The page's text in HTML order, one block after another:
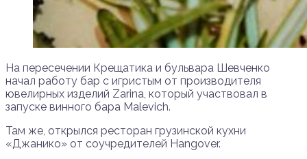
На пересечении Крещатика и бульвара Шевченко
начал работу бар с игристым от производителя
ювелирных изделий Zarina, который участвовал в
запуске винного бара Malevich.
Там же, открылся ресторан грузинской кухни
«Джанико» от соучредителей Hangover.